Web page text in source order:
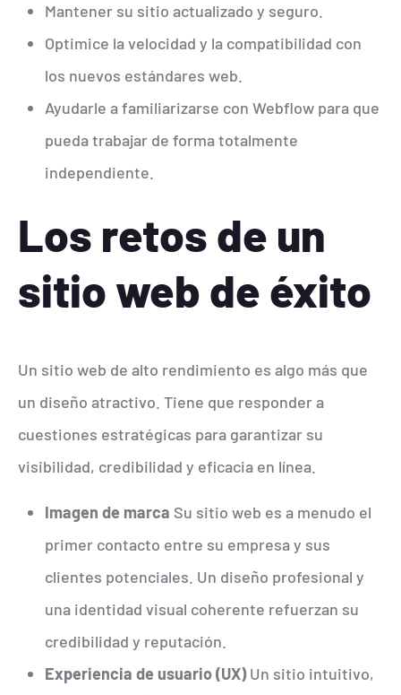
Mantener su sitio actualizado y seguro.
Optimice la velocidad y la compatibilidad con
los nuevos estándares web.
Ayudarle a familiarizarse con Webflow para que
pueda trabajar de forma totalmente
independiente.
Los retos de un
sitio web de éxito
Un sitio web de alto rendimiento es algo más que
un diseño atractivo. Tiene que responder a
cuestiones estratégicas para garantizar su
visibilidad, credibilidad y eficacia en línea.
Imagen de marca Su sitio web es a menudo el
primer contacto entre su empresa y sus
clientes potenciales. Un diseño profesional y
una identidad visual coherente refuerzan su
credibilidad y reputación.
Experiencia de usuario (UX)Un sitio intuitivo,